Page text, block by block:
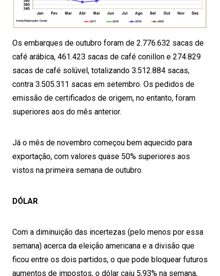
Os embarques de outubro foram de 2.776.632 sacas de
café arábica, 461.423 sacas de café conillon e 274.829
sacas de café solúvel, totalizando 3.512.884 sacas,
contra 3.505.311 sacas em setembro. Os pedidos de
emissão de certificados de origem, no entanto, foram
superiores aos do mês anterior.
Já o mês de novembro começou bem aquecido para
exportação, com valores quase 50% superiores aos
vistos na primeira semana de outubro.
DÓLAR
Com a diminuição das incertezas (pelo menos por essa
semana) acerca da eleição americana e a divisão que
ficou entre os dois partidos, o que pode bloquear futuros
aumentos de impostos, o dólar caiu 5,93% na semana,